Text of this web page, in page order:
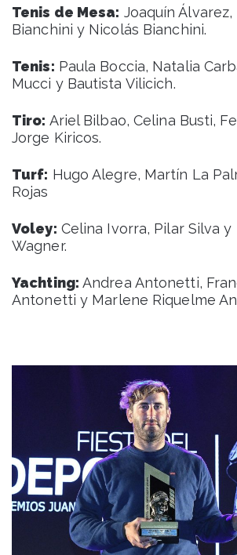
Tenis de Mesa: Joaquín Álvarez,
Bianchini y Nicolás Bianchini.
Tenis: Paula Boccia, Natalia
Mucci y Bautista Vilicich.
Tiro: Ariel Bilbao, Celina Busti,
Jorge Kiricos.
Turf: Hugo Alegre, Martín La
Rojas
Voley: Celina Ivorra, Pilar Silva y
Wagner.
Yachting: Andrea Antonetti,
Antonetti y Marlene Riquelme